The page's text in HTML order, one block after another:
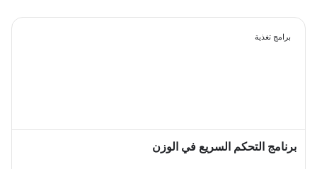
برامج تغذية
برنامج التحكم السريع في الوزن